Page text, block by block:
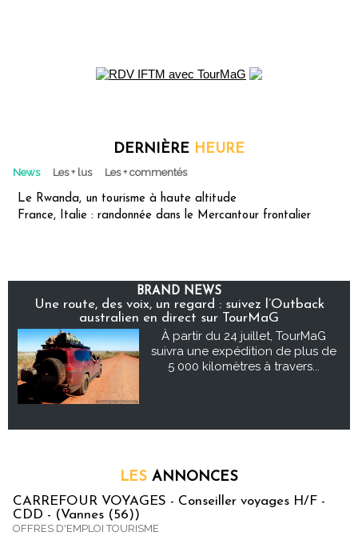
DERNIÈRE HEURE
News Les + lus Les + commentés
Le Rwanda, un tourisme à haute altitude
France, Italie : randonnée dans le Mercantour frontalier
BRAND NEWS
Une route, des voix, un regard : suivez l’Outback
australien en direct sur TourMaG
À partir du 24 juillet, TourMaG
suivra une expédition de plus de
5 000 kilomètres à travers...
LES ANNONCES
CARREFOUR VOYAGES - Conseiller voyages H/F -
CDD - (Vannes (56))
OFFRES D'EMPLOI TOURISME